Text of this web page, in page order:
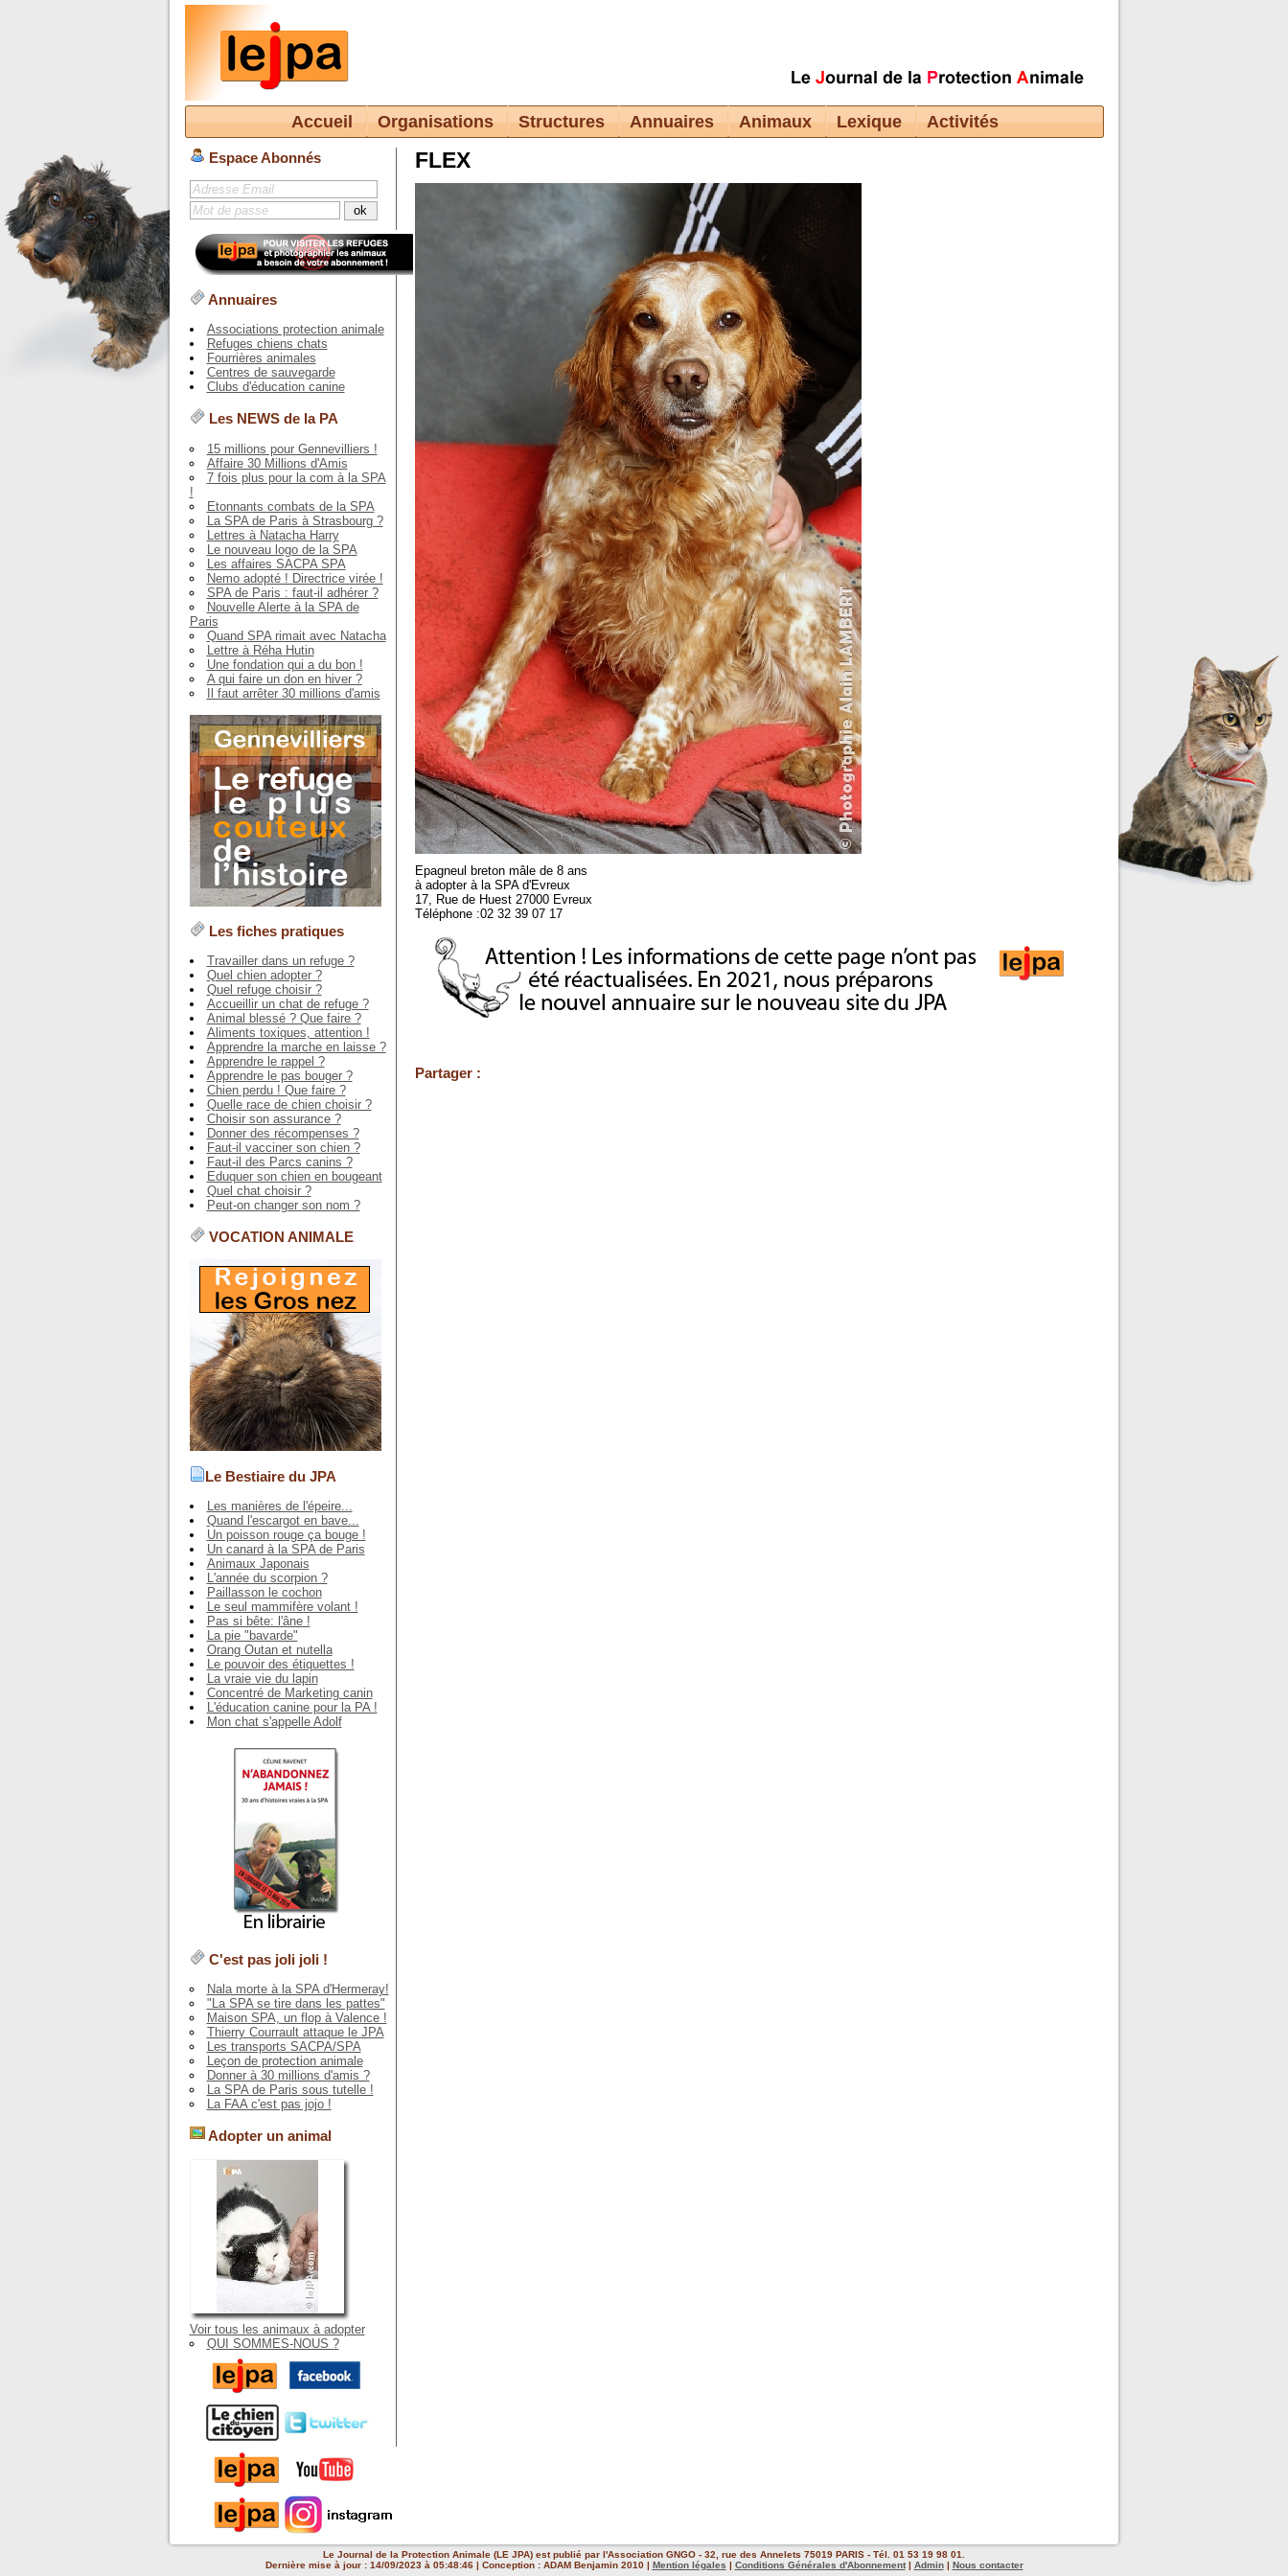
Accueil Organisations Structures Annuaires Animaux Lexique Activités
Espace Abonnés
Annuaires
Associations protection animale
Refuges chiens chats
Fourrières animales
Centres de sauvegarde
Clubs d'éducation canine
Les NEWS de la PA
15 millions pour Gennevilliers !
Affaire 30 Millions d'Amis
7 fois plus pour la com à la SPA
!
Etonnants combats de la SPA
La SPA de Paris à Strasbourg ?
Lettres à Natacha Harry
Le nouveau logo de la SPA
Les affaires SACPA SPA
Nemo adopté ! Directrice virée !
SPA de Paris : faut-il adhérer ?
Nouvelle Alerte à la SPA de
Paris
Quand SPA rimait avec Natacha
Lettre à Réha Hutin
Une fondation qui a du bon !
A qui faire un don en hiver ?
Il faut arrêter 30 millions d'amis
Les fiches pratiques
Travailler dans un refuge ?
Quel chien adopter ?
Quel refuge choisir ?
Accueillir un chat de refuge ?
Animal blessé ? Que faire ?
Aliments toxiques, attention !
Apprendre la marche en laisse ?
Apprendre le rappel ?
Apprendre le pas bouger ?
Chien perdu ! Que faire ?
Quelle race de chien choisir ?
Choisir son assurance ?
Donner des récompenses ?
Faut-il vacciner son chien ?
Faut-il des Parcs canins ?
Eduquer son chien en bougeant
Quel chat choisir ?
Peut-on changer son nom ?
VOCATION ANIMALE
Le Bestiaire du JPA
Les manières de l'épeire...
Quand l'escargot en bave...
Un poisson rouge ça bouge !
Un canard à la SPA de Paris
Animaux Japonais
L'année du scorpion ?
Paillasson le cochon
Le seul mammifère volant !
Pas si bête: l'âne !
La pie "bavarde"
Orang Outan et nutella
Le pouvoir des étiquettes !
La vraie vie du lapin
Concentré de Marketing canin
L'éducation canine pour la PA !
Mon chat s'appelle Adolf
C'est pas joli joli !
Nala morte à la SPA d'Hermeray!
"La SPA se tire dans les pattes"
Maison SPA, un flop à Valence !
Thierry Courrault attaque le JPA
Les transports SACPA/SPA
Leçon de protection animale
Donner à 30 millions d'amis ?
La SPA de Paris sous tutelle !
La FAA c'est pas jojo !
Adopter un animal
Voir tous les animaux à adopter
QUI SOMMES-NOUS ?
FLEX
Epagneul breton mâle de 8 ans
à adopter à la SPA d'Evreux
17, Rue de Huest 27000 Evreux
Téléphone :02 32 39 07 17
Partager :
Le Journal de la Protection Animale (LE JPA) est publié par l'Association GNGO - 32, rue des Annelets 75019 PARIS - Tél. 01 53 19 98 01.
Dernière mise à jour : 14/09/2023 à 05:48:46 | Conception : ADAM Benjamin 2010 | Mention légales | Conditions Générales d'Abonnement| Admin| Nous contacter